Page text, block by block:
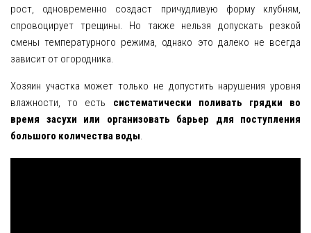
рост, одновременно создаст причудливую форму клубням,
спровоцирует трещины. Но также нельзя допускать резкой
смены температурного режима, однако это далеко не всегда
зависит от огородника.
Хозяин участка может только не допустить нарушения уровня
влажности, то есть систематически поливать грядки во
время засухи или организовать барьер для поступления
большого количества воды.